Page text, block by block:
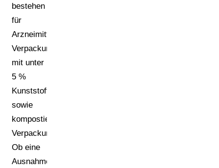
bestehen
für
Arzneimittelverpackungen,
Verpackungen
mit unter
5 %
Kunststoffanteil
sowie
kompostierbare
Verpackungen.
Ob eine
Ausnahme